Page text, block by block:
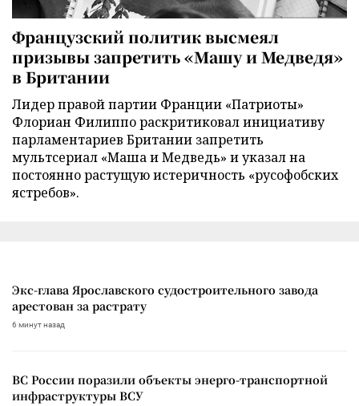
Французский политик высмеял
призывы запретить «Машу и Медведя»
в Британии
Лидер правой партии Франции «Патриоты»
Флориан Филиппо раскритиковал инициативу
парламентариев Британии запретить
мультсериал «Маша и Медведь» и указал на
постоянно растущую истеричность «русофобских
ястребов».
Экс-глава Ярославского судостроительного завода
арестован за растрату
6 минут назад
ВС России поразили объекты энерго-транспортной
инфраструктуры ВСУ